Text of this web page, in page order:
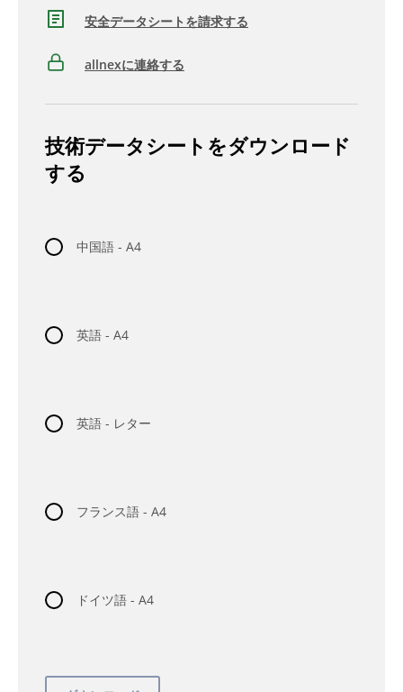
安全データシートを請求する
allnexに連絡する
技術データシートをダウンロード
する
中国語 - A4
英語 - A4
英語 - レター
フランス語 - A4
ドイツ語 - A4